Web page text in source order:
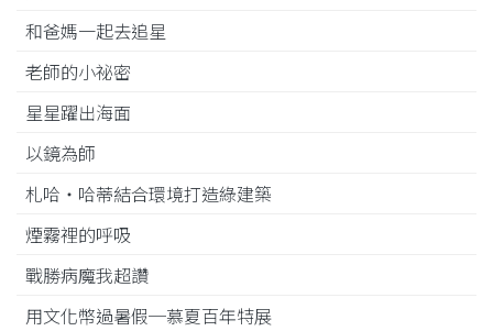
和爸媽一起去追星
老師的小祕密
星星躍出海面
以鏡為師
札哈‧哈蒂結合環境打造綠建築
煙霧裡的呼吸
戰勝病魔我超讚
用文化幣過暑假─慕夏百年特展